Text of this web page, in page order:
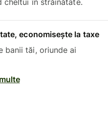
cheltui în străinătate.
economisește la taxe
banii tăi, oriunde ai